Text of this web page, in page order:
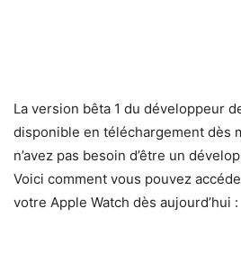
La version bêta 1 du développeur
disponible en téléchargement dès
n’avez pas besoin d’être un
Voici comment vous pouvez
votre Apple Watch dès aujourd’hui :